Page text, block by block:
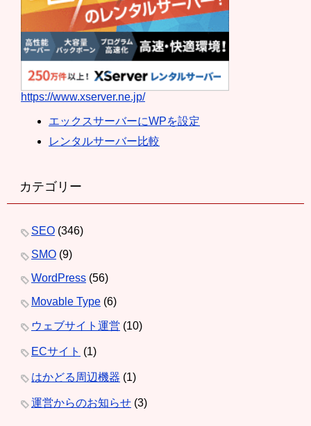
https://www.xserver.ne.jp/
エックスサーバーにWPを設定
レンタルサーバー比較
カテゴリー
SEO (346)
SMO (9)
WordPress (56)
Movable Type (6)
ウェブサイト運営 (10)
ECサイト (1)
はかどる周辺機器 (1)
運営からのお知らせ (3)